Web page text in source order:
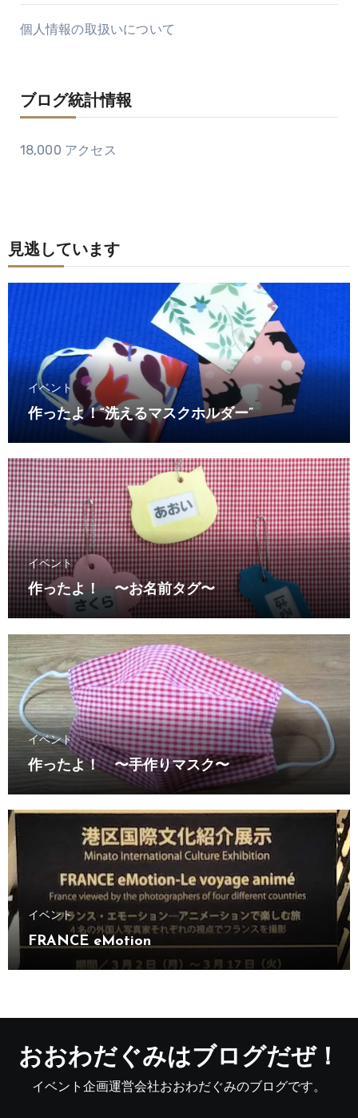
個人情報の取扱いについて
ブログ統計情報
18,000 アクセス
見逃しています
イベント
作ったよ！“洗えるマスクホルダー”
イベント
作ったよ！ 〜お名前タグ〜
イベント
作ったよ！ 〜手作りマスク〜
イベント
FRANCE eMotion
おおわだぐみはブログだぜ！
イベント企画運営会社おおわだぐみのブログです。